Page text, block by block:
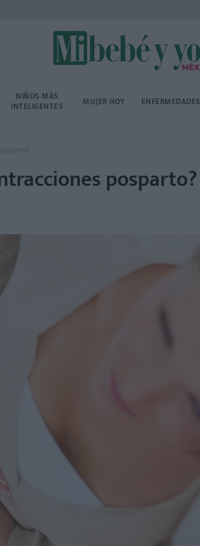
NIÑOS MÁS
INTELIGENTES MUJER HOY ENFERMEDADES
posparto?